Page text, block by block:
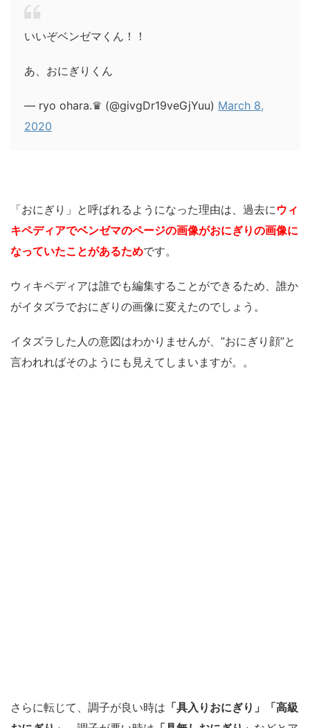
いいぞベンゼマくん！！
あ、おにぎりくん
— ryo ohara.♛ (@givgDr19veGjYuu) March 8,
2020
「おにぎり」と呼ばれるようになった理由は、過去にウィ
キペディアでベンゼマのページの画像がおにぎりの画像に
なっていたことがあるためです。
ウィキペディアは誰でも編集することができるため、誰か
がイタズラでおにぎりの画像に変えたのでしょう。
イタズラした人の意図はわかりませんが、”おにぎり顔”と
言われればそのようにも見えてしまいますが。。
さらに転じて、調子が良い時は 「具入りおにぎり」「高級